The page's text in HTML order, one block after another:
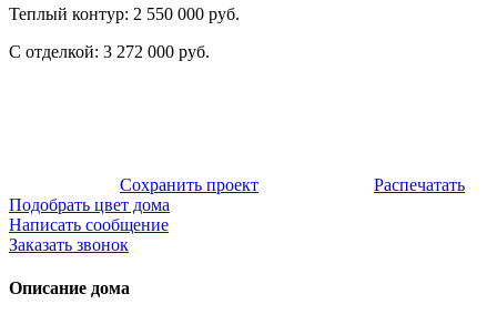
Теплый контур: 2 550 000 руб.
С отделкой: 3 272 000 руб.
Сохранить проект
Распечатать
Подобрать цвет дома
Написать сообщение
Заказать звонок
Описание дома